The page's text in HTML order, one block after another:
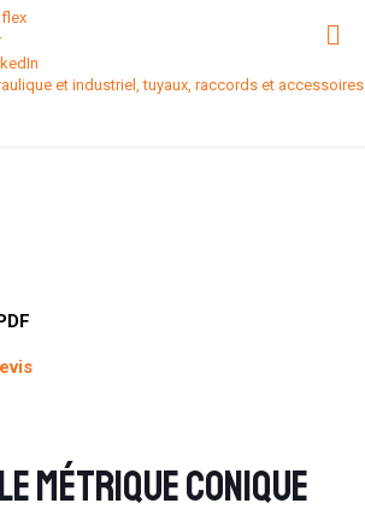
Métrique Conique